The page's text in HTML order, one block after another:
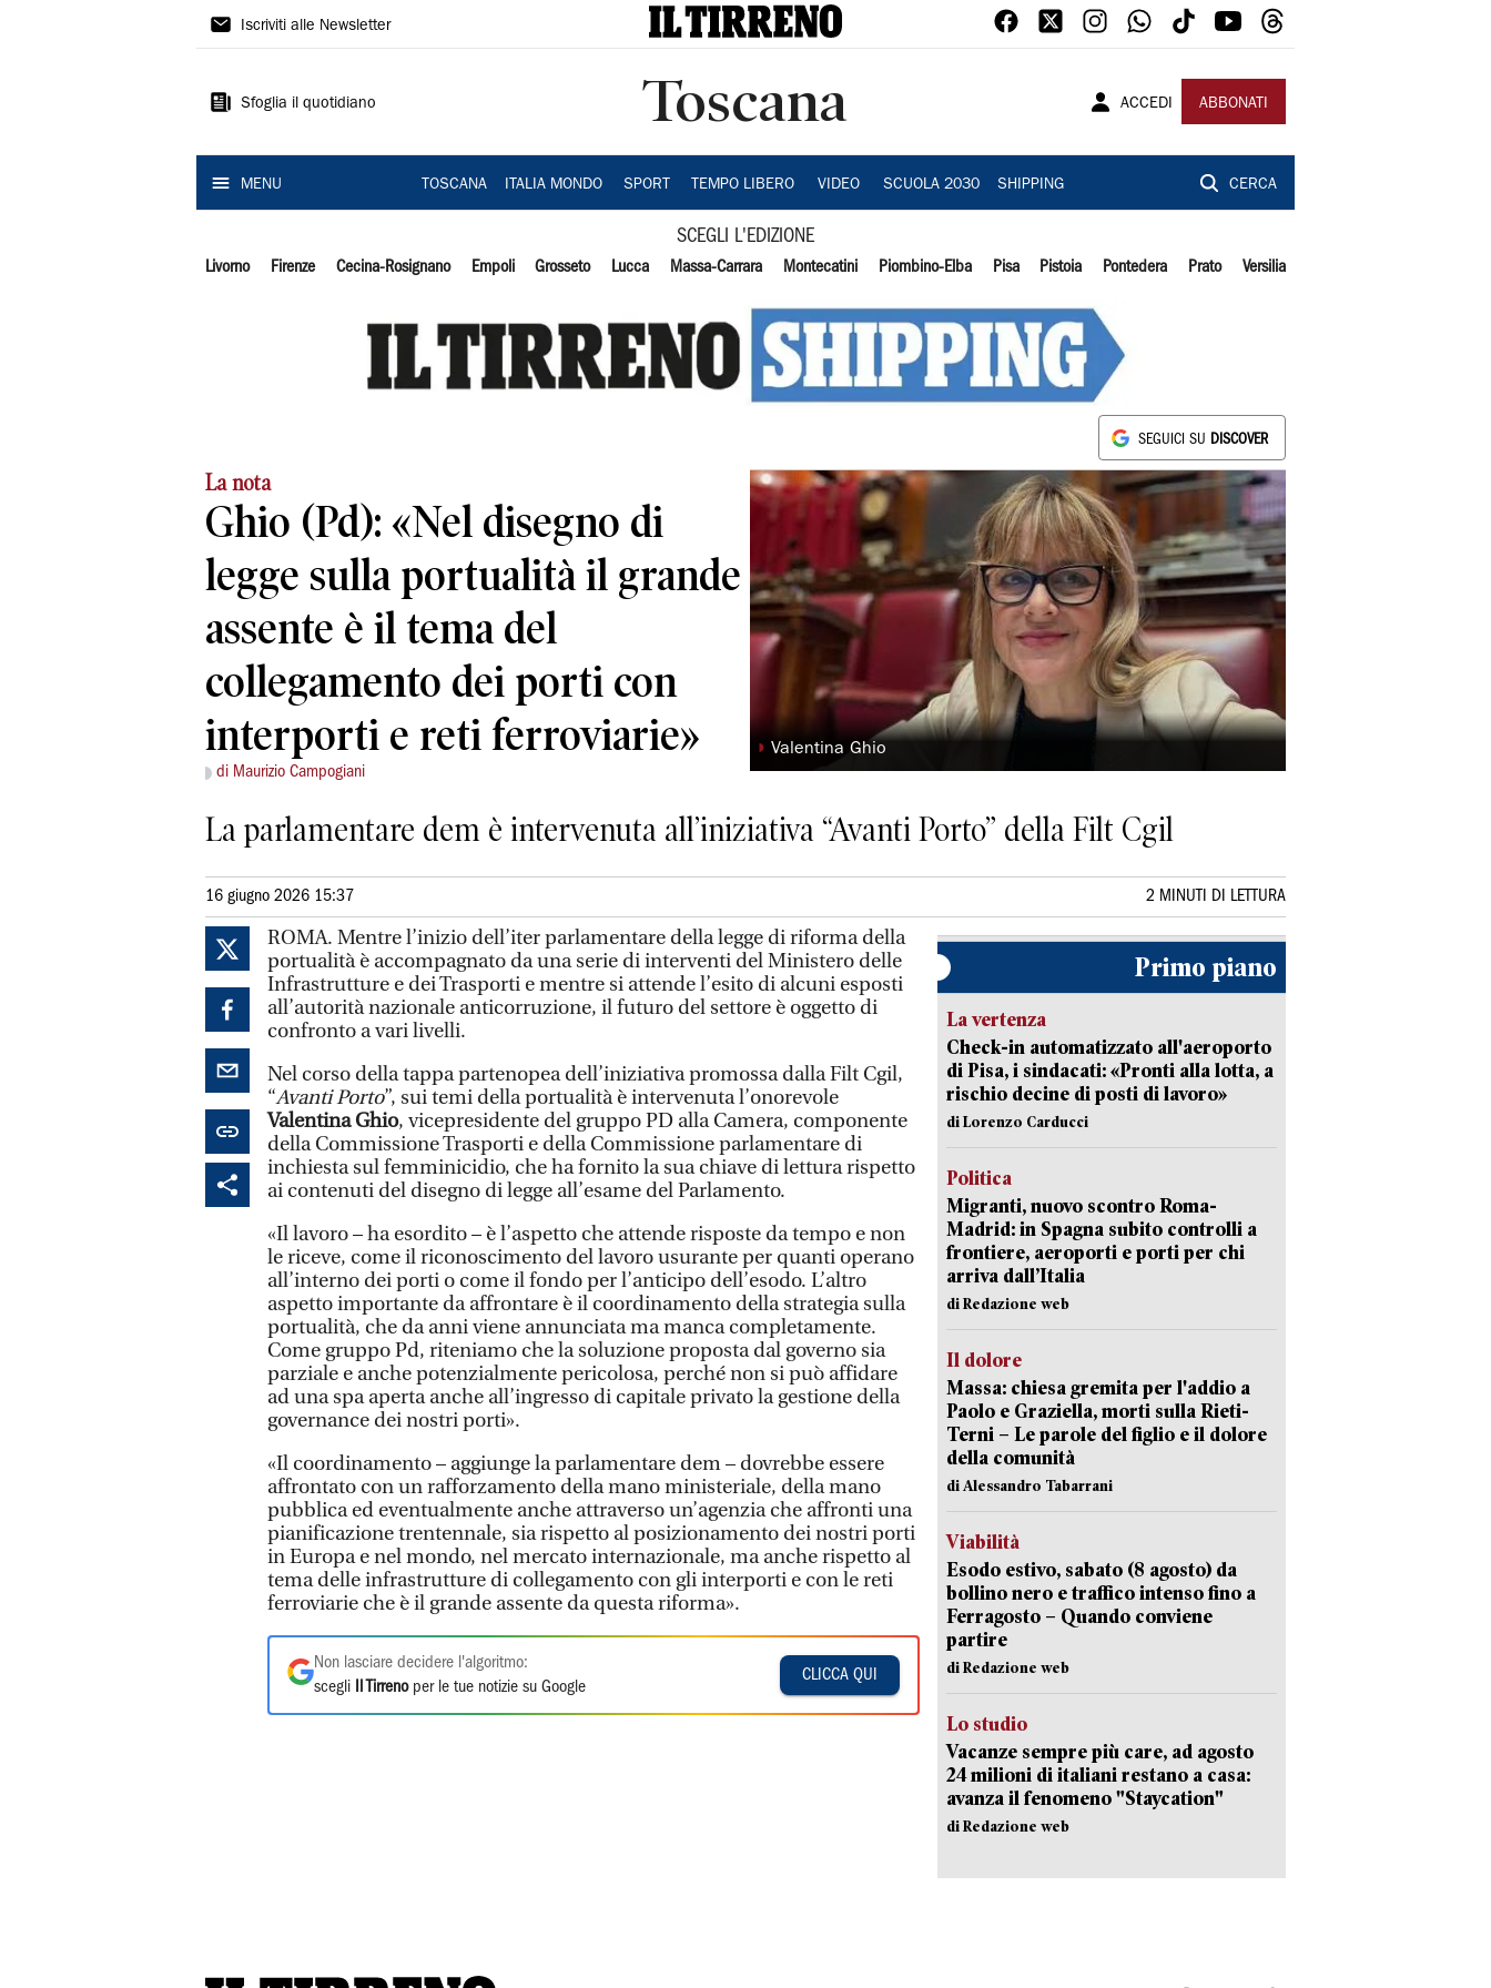
Il
Iscriviti alle Newsletter
Sfoglia il quotidiano Toscana ACCEDI ABBONATI
MENU TOSCANA ITALIA MONDO SPORT TEMPO LIBERO VIDEO SCUOLA 2030 SHIPPING CERCA
SCEGLI L'EDIZIONE
Livorno Firenze Cecina-Rosignano Empoli Grosseto Lucca Massa-Carrara Montecatini Piombino-Elba Pisa Pistoia Pontedera Prato Versilia
SEGUICI SU DISCOVER
La nota
Ghio (Pd): «Nel disegno di
legge sulla portualità il grande
assente è il tema del
collegamento dei porti con
interporti e reti ferroviarie»
di Maurizio Campogiani
◗ Valentina Ghio
La parlamentare dem è intervenuta all’iniziativa “Avanti Porto” della Filt Cgil
16 giugno 2026 15:37 2 MINUTI DI LETTURA
ROMA. Mentre l’inizio dell’iter parlamentare della legge di riforma della
portualità è accompagnato da una serie di interventi del Ministero delle
Infrastrutture e dei Trasporti e mentre si attende l’esito di alcuni esposti
all’autorità nazionale anticorruzione, il futuro del settore è oggetto di
confronto a vari livelli.
Nel corso della tappa partenopea dell’iniziativa promossa dalla Filt Cgil,
“Avanti Porto”, sui temi della portualità è intervenuta l’onorevole
Valentina Ghio, vicepresidente del gruppo PD alla Camera, componente
della Commissione Trasporti e della Commissione parlamentare di
inchiesta sul femminicidio, che ha fornito la sua chiave di lettura rispetto
ai contenuti del disegno di legge all’esame del Parlamento.
«Il lavoro – ha esordito – è l’aspetto che attende risposte da tempo e non
le riceve, come il riconoscimento del lavoro usurante per quanti operano
all’interno dei porti o come il fondo per l’anticipo dell’esodo. L’altro
aspetto importante da affrontare è il coordinamento della strategia sulla
portualità, che da anni viene annunciata ma manca completamente.
Come gruppo Pd, riteniamo che la soluzione proposta dal governo sia
parziale e anche potenzialmente pericolosa, perché non si può affidare
ad una spa aperta anche all’ingresso di capitale privato la gestione della
governance dei nostri porti».
«Il coordinamento – aggiunge la parlamentare dem – dovrebbe essere
affrontato con un rafforzamento della mano ministeriale, della mano
pubblica ed eventualmente anche attraverso un’agenzia che affronti una
pianificazione trentennale, sia rispetto al posizionamento dei nostri porti
in Europa e nel mondo, nel mercato internazionale, ma anche rispetto al
tema delle infrastrutture di collegamento con gli interporti e con le reti
ferroviarie che è il grande assente da questa riforma».
Non lasciare decidere l'algoritmo:
scegli
Il Tirrenoper le tue notizie su Google
CLICCA QUI
Primo piano
La vertenza
Check-in automatizzato all'aeroporto
di Pisa, i sindacati: «Pronti alla lotta, a
rischio decine di posti di lavoro»
di Lorenzo Carducci
Politica
Migranti, nuovo scontro Roma-
Madrid: in Spagna subito controlli a
frontiere, aeroporti e porti per chi
arriva dall’Italia
di Redazione web
Il dolore
Massa: chiesa gremita per l'addio a
Paolo e Graziella, morti sulla Rieti-
Terni – Le parole del figlio e il dolore
della comunità
di Alessandro Tabarrani
Viabilità
Esodo estivo, sabato (8 agosto) da
bollino nero e traffico intenso fino a
Ferragosto – Quando conviene
partire
di Redazione web
Lo studio
Vacanze sempre più care, ad agosto
24 milioni di italiani restano a casa:
avanza il fenomeno "Staycation"
di Redazione web